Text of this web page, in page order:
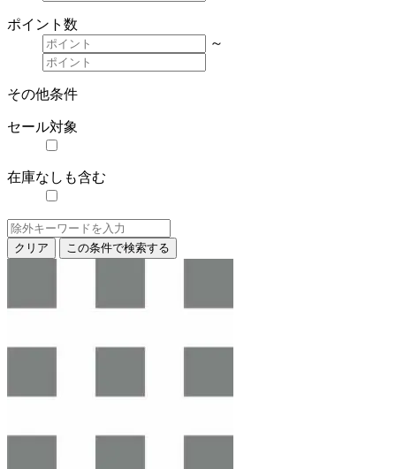
ポイント数
～
その他条件
セール対象
在庫なしも含む
クリア この条件で検索する